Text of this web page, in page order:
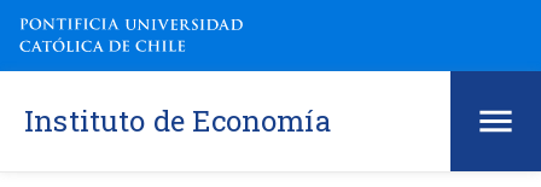
Instituto de Economía